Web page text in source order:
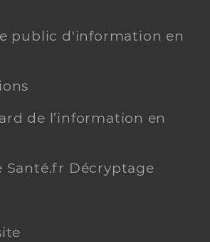
public d'information en
de l’information en
Santé.fr Décryptage